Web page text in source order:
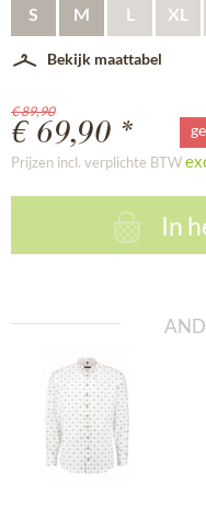
S M L XL
Bekijk maattabel
€ 89,90
€ 69,90 *
Prijzen incl. verplichte BTW
In